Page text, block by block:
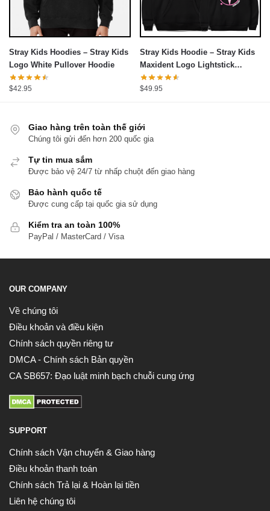
Stray Kids Hoodies – Stray Kids
Logo White Pullover Hoodie
$42.95
Stray Kids Hoodie – Stray Kids
Maxident Logo Lightstick
Pullover Hoodie
$49.95
Giao hàng trên toàn thế giới
Chúng tôi gửi đến hơn 200 quốc gia
Tự tin mua sắm
Được bảo vệ 24/7 từ nhấp chuột đến giao hàng
Bảo hành quốc tế
Được cung cấp tại quốc gia sử dụng
Kiểm tra an toàn 100%
PayPal / MasterCard / Visa
OUR COMPANY
Về chúng tôi
Điều khoản và điều kiện
Chính sách quyền riêng tư
DMCA - Chính sách Bản quyền
CA SB657: Đạo luật minh bạch chuỗi cung ứng
SUPPORT
Chính sách Vận chuyển & Giao hàng
Điều khoản thanh toán
Chính sách Trả lại & Hoàn lại tiền
Liên hệ chúng tôi